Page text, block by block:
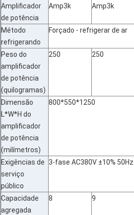
Amplificador
de potência
Amp3k Amp3k
Método
refrigerando
Forçado - refrigerar de ar
Peso do
amplificador
de potência
(quilogramas)
250 250
Dimensão
L*W*H do
amplificador
de potência
(milímetros)
800*550*1250
Exigências de
serviço
público
3-fase AC380V ±10% 50Hz
Capacidade
agregada
8 9